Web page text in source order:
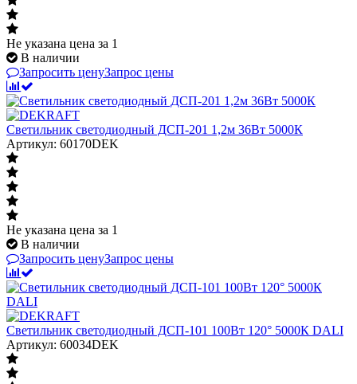
Не указана цена за 1
В наличии
Запросить ценуЗапрос цены
Светильник светодиодный ДСП-201 1,2м 36Вт 5000К
Артикул: 60170DEK
Не указана цена за 1
В наличии
Запросить ценуЗапрос цены
Светильник светодиодный ДСП-101 100Вт 120° 5000К DALI
Артикул: 60034DEK